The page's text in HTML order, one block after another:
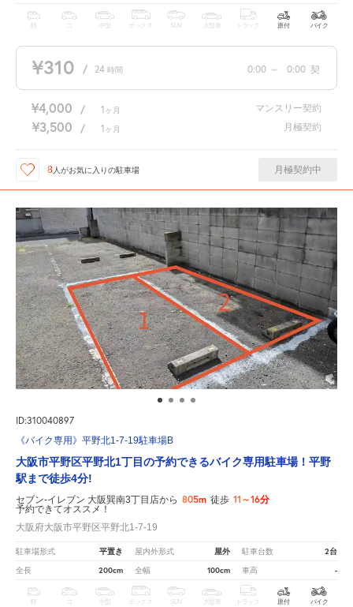
軽 中型 ボックス SUV 大型車 トラック 原付 バイク
¥310 / 24 時間 0:00 ～ 0:00 契
¥4,000 / 1 ヶ月 マンスリー契約
¥3,500 / 1 ヶ月 月極契約
8人がお気に入りの駐車場 月極契約中
ID:310040897
《バイク専用》平野北1-7-19駐車場B
大阪市平野区平野北1丁目の予約できるバイク専用駐車場！平野
駅まで徒歩4分!
セブン-イレブン 大阪巽南3丁目店から 805m 徒歩 11～16分
予約できてオススメ！
大阪府大阪市平野区平野北1-7-19
駐車場形式 平置き 屋内外形式 屋外 駐車台数 2台
全長 200cm 全幅 100cm 車高 -
軽 中型 ボックス SUV 大型車 トラック 原付 バイク